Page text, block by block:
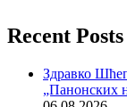
Recent Posts
Здравко
„Панонских